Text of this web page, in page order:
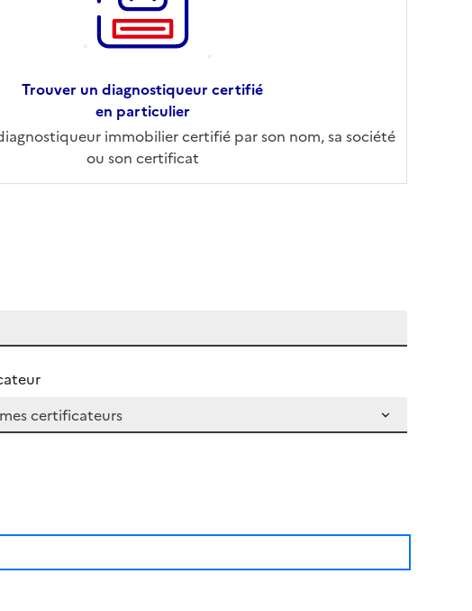
Trouver un diagnostiqueur certifié
en particulier
immobilier certifié par son nom, sa société
ou son certificat